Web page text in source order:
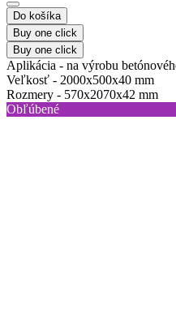
Do košíka
Buy one click
Buy one click
Aplikácia - na výrobu
Veľkosť - 2000х500х40 mm
Rozmery - 570х2070х42 mm
Obľúbené